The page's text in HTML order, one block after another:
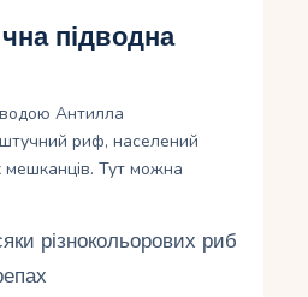
підводна
водою Антилла
риф, населений
мешканців. Тут можна
різнокольорових риб